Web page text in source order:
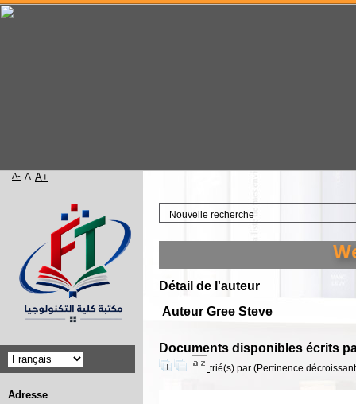
Nouvelle recherche
Détail de l'auteur
Auteur Gree Steve
Documents disponibles écrits
trié(s) par (Pertinence
Accueil
A- A A+
Adresse